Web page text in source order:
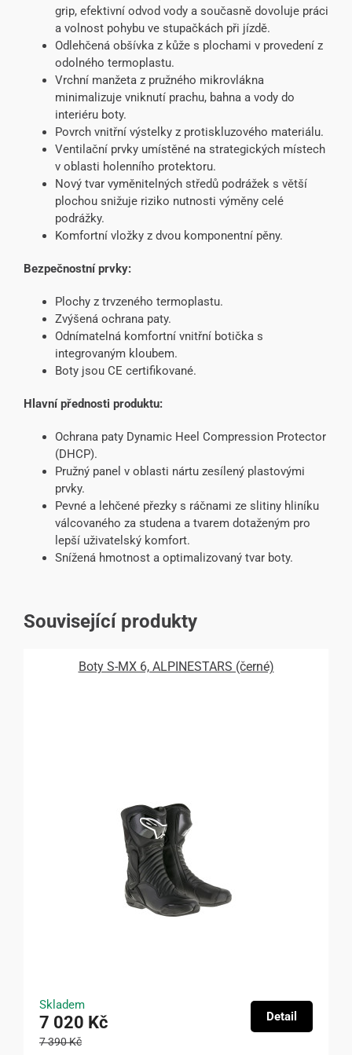
grip, efektivní odvod vody a současně dovoluje práci
a volnost pohybu ve stupačkách při jízdě.
Odlehčená obšívka z kůže s plochami v provedení z
odolného termoplastu.
Vrchní manžeta z pružného mikrovlákna
minimalizuje vniknutí prachu, bahna a vody do
interiéru boty.
Povrch vnitřní výstelky z protiskluzového materiálu.
Ventilační prvky umístěné na strategických místech
v oblasti holenního protektoru.
Nový tvar vyměnitelných středů podrážek s větší
plochou snižuje riziko nutnosti výměny celé
podrážky.
Komfortní vložky z dvou komponentní pěny.
Bezpečnostní prvky:
Plochy z trvzeného termoplastu.
Zvýšená ochrana paty.
Odnímatelná komfortní vnitřní botička s
integrovaným kloubem.
Boty jsou CE certifikované.
Hlavní přednosti produktu:
Ochrana paty Dynamic Heel Compression Protector
(DHCP).
Pružný panel v oblasti nártu zesílený plastovými
prvky.
Pevné a lehčené přezky s ráčnami ze slitiny hliníku
válcovaného za studena a tvarem dotaženým pro
lepší uživatelský komfort.
Snížená hmotnost a optimalizovaný tvar boty.
Související produkty
Boty S-MX 6, ALPINESTARS (černé)
Skladem
7 020 Kč
7 390 Kč
Detail